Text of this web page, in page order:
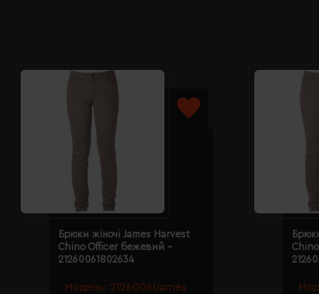
Модель: 2126006(James
Брюки жіночі James Harvest
Chino Officer бежевий -
21260061802634